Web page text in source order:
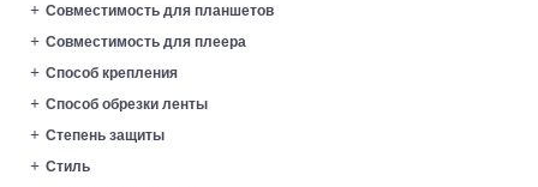
Совместимость для планшетов
Совместимость для плеера
Способ крепления
Способ обрезки ленты
Степень защиты
Стиль